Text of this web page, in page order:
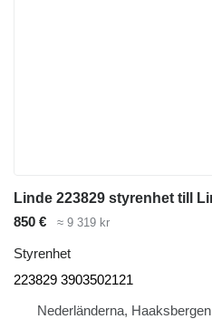
850 € ≈ 9 319 kr
Styrenhet
223829 3903502121
Nederländerna, Haaksbergen